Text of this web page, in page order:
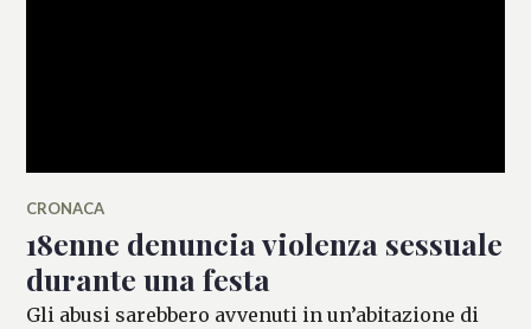
CRONACA
18enne denuncia violenza sessuale
durante una festa
Gli abusi sarebbero avvenuti in un’abitazione di